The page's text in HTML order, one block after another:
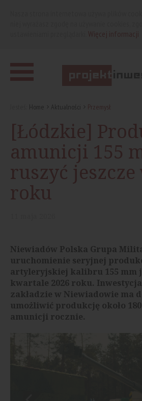
Home Aktualności Przemysł
[Łódzkie]
amunicji 155
ruszyć jeszcze
roku
Niewiadów Polska Grupa
uruchomienie seryjnej
artyleryjskiej kalibru 155 mm
kwartale 2026 roku.
zakładzie w Niewiadowie ma
umożliwić produkcję około
amunicji rocznie.